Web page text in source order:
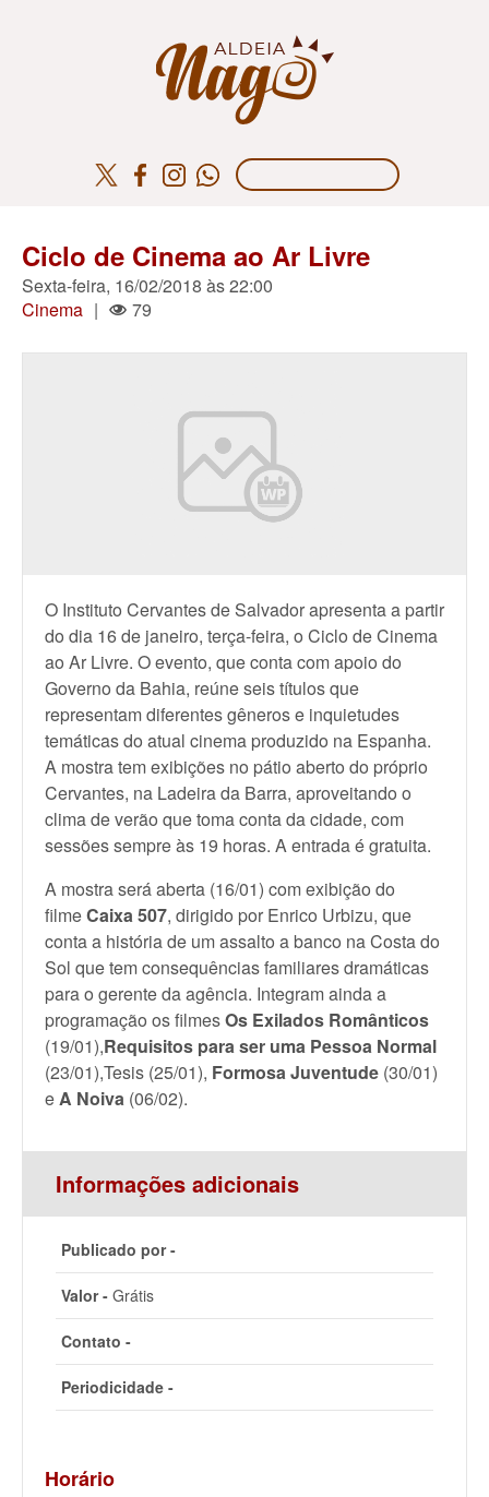
Ciclo de Cinema ao Ar Livre
Sexta-feira, 16/02/2018 às 22:00
Cinema | 79
O Instituto Cervantes de Salvador apresenta a partir
do dia 16 de janeiro, terça-feira, o Ciclo de Cinema
ao Ar Livre. O evento, que conta com apoio do
Governo da Bahia, reúne seis títulos que
representam diferentes gêneros e inquietudes
temáticas do atual cinema produzido na Espanha.
A mostra tem exibições no pátio aberto do próprio
Cervantes, na Ladeira da Barra, aproveitando o
clima de verão que toma conta da cidade, com
sessões sempre às 19 horas. A entrada é gratuita.
A mostra será aberta (16/01) com exibição do
filmeCaixa 507, dirigido por Enrico Urbizu, que
conta a história de um assalto a banco na Costa do
Sol que tem consequências familiares dramáticas
para o gerente da agência. Integram ainda a
programação os filmesOs Exilados Românticos
(19/01),Requisitos para ser uma Pessoa Normal
(23/01),Tesis (25/01), Formosa Juventude (30/01)
eA Noiva (06/02).
Informações adicionais
Publicado por -
Valor - Grátis
Contato -
Periodicidade -
Horário